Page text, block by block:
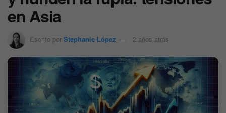
en Asia
Escrito por Stephanie López 2 años atrás